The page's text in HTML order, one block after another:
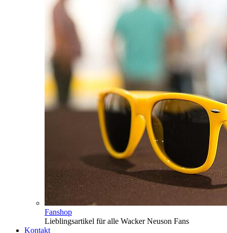
Fanshop
Lieblingsartikel für alle Wacker Neuson Fans
Kontakt